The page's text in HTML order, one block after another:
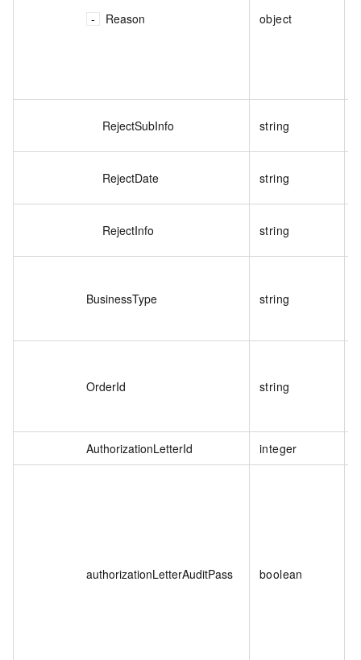
Reason object
RejectSubInfo string
RejectDate string
RejectInfo string
BusinessType string
OrderId string
AuthorizationLetterId integer
authorizationLetterAuditPass boolean